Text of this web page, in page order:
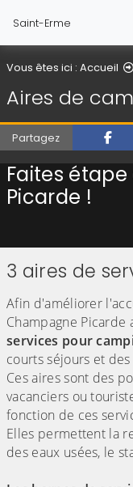
Saint-Erme
Vous êtes ici : Accueil
Aires de
Partagez
Faites
Picarde !
3 aires de
Afin d'améliorer
Champagne
services pour
courts séjours et
Ces aires sont des
vacanciers ou
fonction de ces
Elles permettent la
des eaux usées, le